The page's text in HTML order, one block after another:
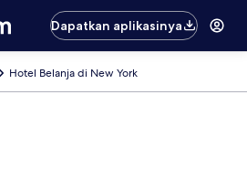
Dapatkan aplikasinya
Hotel Belanja di New York